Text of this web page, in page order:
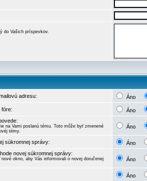
do Vašich príspevkov.
adresu: Áno
Áno
na Vami poslanú tému. Toto môže byť zmenené
témy.
Áno
súkromnej správy:
Áno
novej súkromnej správy:
okno, aby Vás informovali o novej doručenej
Áno
Áno